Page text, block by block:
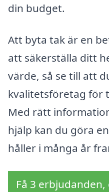
din budget.
Att byta tak är en
att säkerställa ditt
värde, så se till att
kvalitetsföretag för
Med rätt
hjälp kan du göra
håller i många år
Få 3